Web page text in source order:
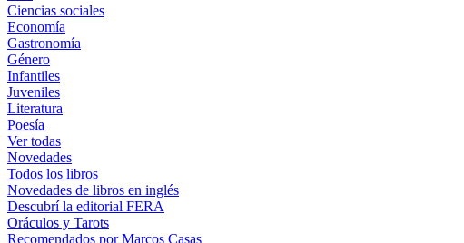
Ciencias sociales
Economía
Gastronomía
Género
Infantiles
Juveniles
Literatura
Poesía
Ver todas
Novedades
Todos los libros
Novedades de libros en inglés
Descubrí la editorial FERA
Oráculos y Tarots
Recomendados por Marcos Casas